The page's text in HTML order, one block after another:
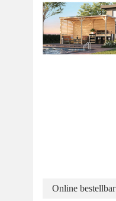
Online bestellbar